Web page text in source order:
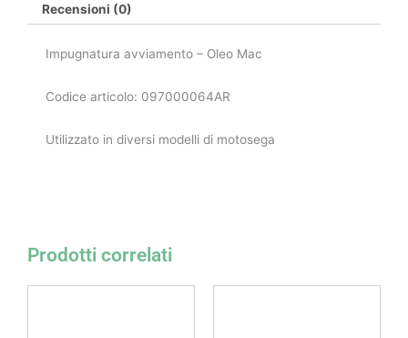
Recensioni (0)
Impugnatura avviamento – Oleo Mac
Codice articolo: 097000064AR
Utilizzato in diversi modelli di motosega
Prodotti correlati